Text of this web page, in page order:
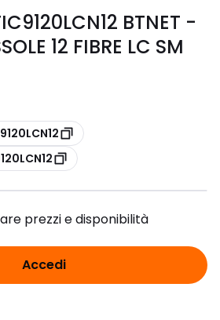
BTNET -
12 FIBRE LC SM
prezzi e disponibilità
Accedi